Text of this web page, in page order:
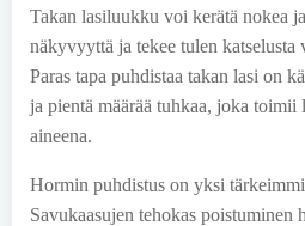
Takan lasiluukku voi kerätä nokea
näkyvyyttä ja tekee tulen katselusta
Paras tapa puhdistaa takan lasi on
ja pientä määrää tuhkaa, joka toimii
aineena.
Hormin puhdistus on yksi
Savukaasujen tehokas poistuminen